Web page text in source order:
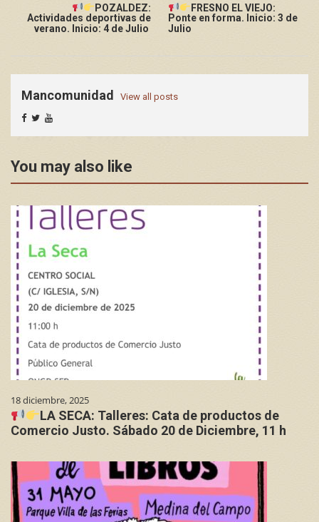
POZALDEZ:
Actividades deportivas de
verano. Inicio: 4 de Julio
FRESNO EL VIEJO:
Ponte en forma. Inicio: 3 de
Julio
Mancomunidad View all posts
You may also like
18 diciembre, 2025
LA SECA: Talleres: Cata de productos de
Comercio Justo. Sábado 20 de Diciembre, 11 h